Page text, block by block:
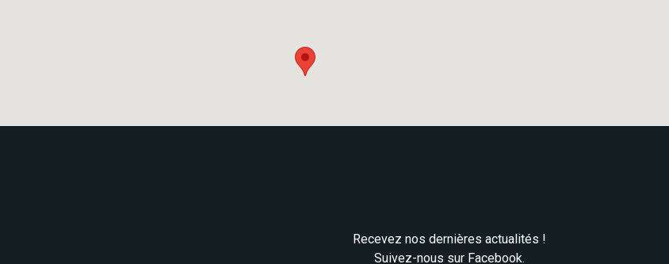
Recevez nos dernières actualités !
Suivez-nous sur Facebook.